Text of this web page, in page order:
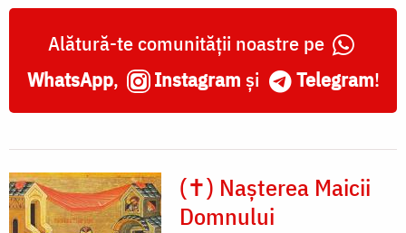
Alătură-te comunității noastre pe
WhatsApp, Instagram și Telegram!
(✝) Nașterea Maicii
Domnului